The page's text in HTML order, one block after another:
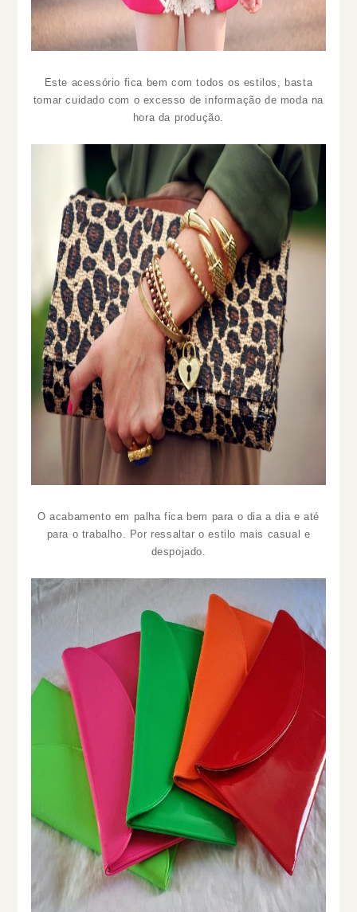
Este acessório fica bem com todos os estilos, basta
tomar cuidado com o excesso de informação de moda na
hora da produção.
O acabamento em palha fica bem para o dia a dia e até
para o trabalho. Por ressaltar o estilo mais casual e
despojado.